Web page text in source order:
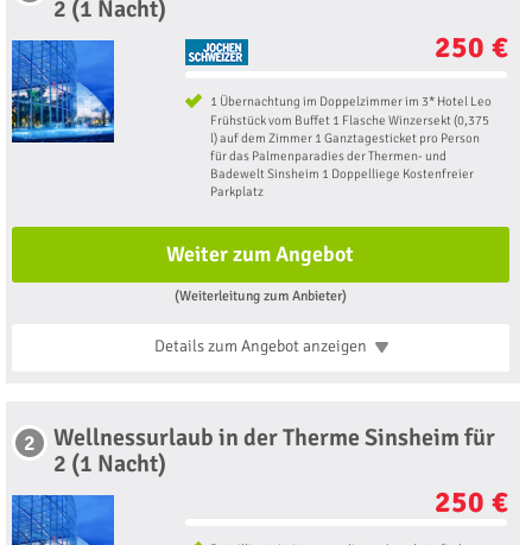
2 (1 Nacht)
250 €
1 Übernachtung im Doppelzimmer im 3* Hotel Leo
Frühstück vom Buffet 1 Flasche Winzersekt (0,375
l) auf dem Zimmer 1 Ganztagesticket pro Person
für das Palmenparadies der Thermen- und
Badewelt Sinsheim 1 Doppelliege Kostenfreier
Parkplatz
Weiter zum Angebot
(Weiterleitung zum Anbieter)
Details zum Angebotanzeigen
2
Wellnessurlaub in der Therme Sinsheim für
2 (1 Nacht)
250 €